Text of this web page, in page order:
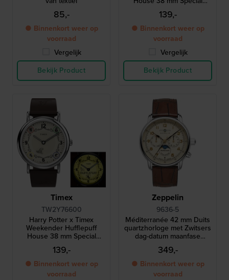
85,-
● Binnenkort weer op
voorraad
Vergelijk
Bekijk Product
edition horloge met 1 van
de 4 huisjes als
achtergrondverlichting
139,-
● Binnenkort weer op
voorraad
Vergelijk
Bekijk Product
Timex
TW2Y76600
Harry Potter x Timex
Weekender Hufflepuff
House 38 mm Special
edition horloge met 1 van
de 4 huisjes als
achtergrondverlichting
139,-
● Binnenkort weer op
voorraad
Zeppelin
9636-5
Méditerranée 42 mm Duits
quartzhorloge met Zwitsers
dag-datum maanfase
uurwerk
349,-
● Binnenkort weer op
voorraad